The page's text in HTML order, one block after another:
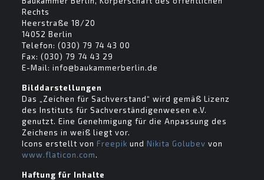
Rechts
Heerstraße 18/20
14052 Berlin
Telefon: (030) 79 74 43 00
Fax: (030) 79 74 43 29
E-Mail: info@baukammerberlin.de
Bilddarstellungen
Das „Zeichen für Sachverstand“ wird gemäß Lizenz
des Instituts für Sachverständigenwesen e.V.
genutzt. Eine Genehmigung für die Anpassung des
Zeichens in weiß liegt vor.
Icons erstellt von Freepik und Nikita Golubev von
www.flaticon.com.
Haftung für Inhalte